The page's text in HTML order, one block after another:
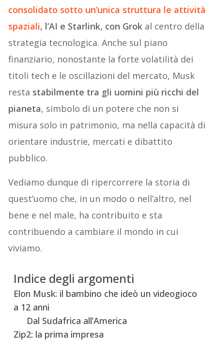
consolidato sotto un’unica struttura le attività
spaziali, l’AI e Starlink, con Grok al centro della
strategia tecnologica. Anche sul piano
finanziario, nonostante la forte volatilità dei
titoli tech e le oscillazioni del mercato, Musk
resta stabilmente tra gli uomini più ricchi del
pianeta, simbolo di un potere che non si
misura solo in patrimonio, ma nella capacità di
orientare industrie, mercati e dibattito
pubblico.
Vediamo dunque di ripercorrere la storia di
quest’uomo che, in un modo o nell’altro, nel
bene e nel male, ha contribuito e sta
contribuendo a cambiare il mondo in cui
viviamo.
Indice degli argomenti
Elon Musk: il bambino che ideò un videogioco
a 12 anni
Dal Sudafrica all’America
Zip2: la prima impresa